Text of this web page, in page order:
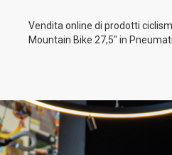
Vendita online di prodotti
Mountain Bike 27,5" in